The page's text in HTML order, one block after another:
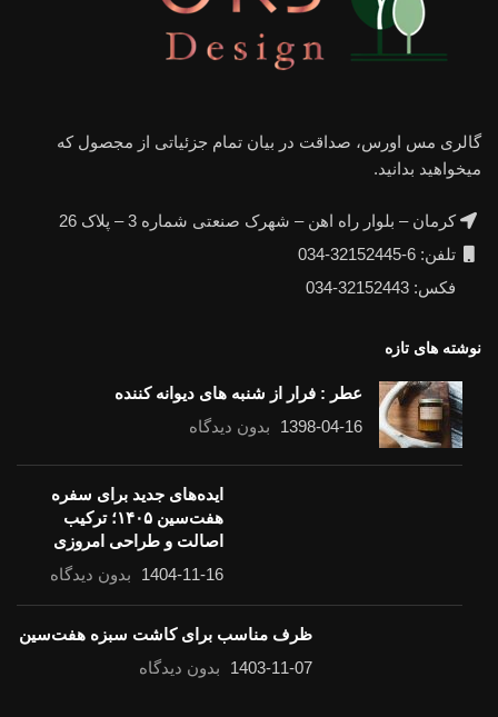
گالری مس اورس، صداقت در بیان تمام جزئیاتی از مجصول که
میخواهید بدانید.
کرمان – بلوار راه اهن – شهرک صنعتی شماره 3 – پلاک 26
تلفن: 6-32152445-034
فکس: 32152443-034
نوشته های تازه
عطر : فرار از شنبه های دیوانه کننده
1398-04-16
بدون دیدگاه
ایده‌های جدید برای سفره
هفت‌سین ۱۴۰۵؛ ترکیب
اصالت و طراحی امروزی
1404-11-16
بدون دیدگاه
ظرف مناسب برای کاشت سبزه هفت‌سین
1403-11-07
بدون دیدگاه